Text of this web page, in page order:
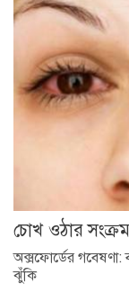
চোখ ওঠার
অক্সফোর্ডের গবেষণা:
ঝুঁকি